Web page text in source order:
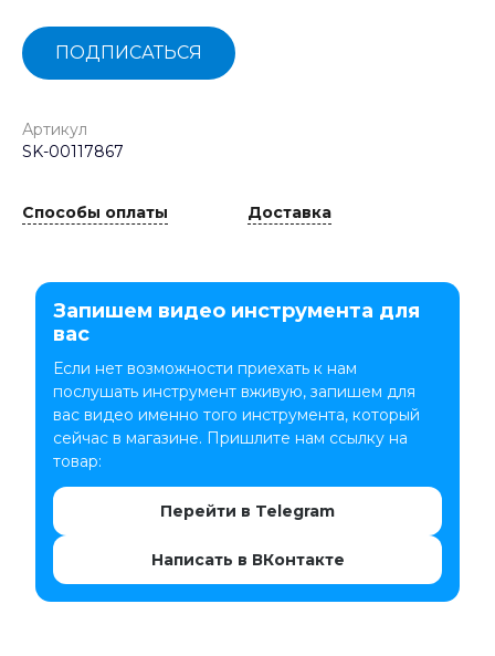
ПОДПИСАТЬСЯ
Артикул
SK-00117867
Способы оплаты Доставка
Запишем видео инструмента для
вас
Если нет возможности приехать к нам
послушать инструмент вживую, запишем для
вас видео именно того инструмента, который
сейчас в магазине. Пришлите нам ссылку на
товар:
Перейти в Telegram
Написать в ВКонтакте